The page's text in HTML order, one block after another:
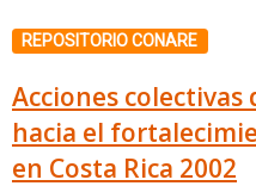
REPOSITORIO CONARE
Acciones colectivas
hacia el
en Costa Rica 2002